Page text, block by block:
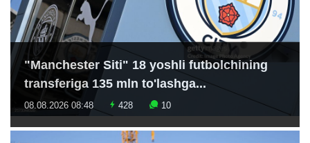
"Manchester Siti" 18 yoshli futbolchining
transferiga 135 mln to'lashga...
08.08.2026 08:48 428 10